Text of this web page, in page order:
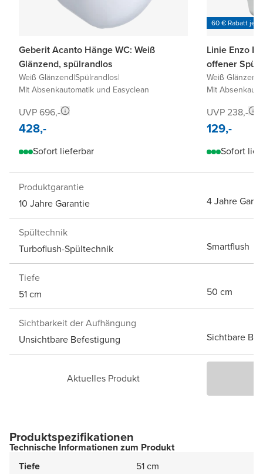
Geberit Acanto Hänge WC: Weiß
Glänzend, spülrandlos
Weiß Glänzend|Spülrandlos|
Mit Absenkautomatik und Easyclean
UVP 696,-
428,-
Sofort lieferbar
60 € Rabatt je
Linie Enzo
offener
Weiß Glänzend
Mit
UVP 238,-
129,-
Sofort
Produktgarantie
10 Jahre Garantie
4 Jahre
Spültechnik
Turboflush-Spültechnik
Smartflush
Tiefe
51 cm
50 cm
Sichtbarkeit der Aufhängung
Unsichtbare Befestigung
Sichtbare
Aktuelles Produkt
Produktspezifikationen
Technische Informationen zum Produkt
Tiefe
51 cm